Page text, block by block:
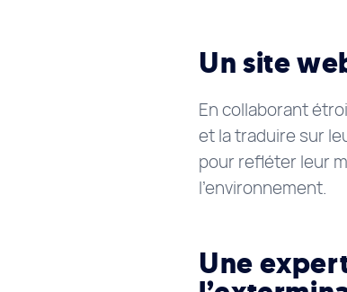
Un site
En collaborant
et la traduire sur
pour refléter leur
l’environnement.
Une